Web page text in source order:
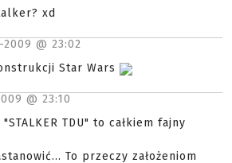
xd
@ 23:02
Star Wars
@ 23:10
TDU" to całkiem fajny
To przeczy założeniom